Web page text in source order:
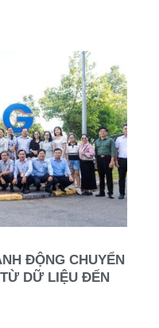
ĐỘNG CHUYỂN
DỮ LIỆU ĐẾN